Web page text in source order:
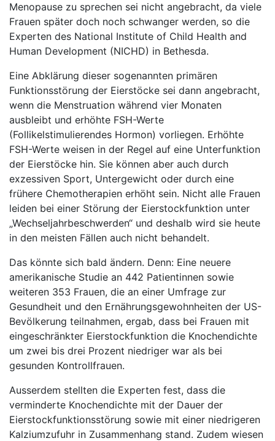
Menopause zu sprechen sei nicht angebracht, da viele
Frauen später doch noch schwanger werden, so die
Experten des National Institute of Child Health and
Human Development (NICHD) in Bethesda.
Eine Abklärung dieser sogenannten primären
Funktionsstörung der Eierstöcke sei dann angebracht,
wenn die Menstruation während vier Monaten
ausbleibt und erhöhte FSH-Werte
(Follikelstimulierendes Hormon) vorliegen. Erhöhte
FSH-Werte weisen in der Regel auf eine Unterfunktion
der Eierstöcke hin. Sie können aber auch durch
exzessiven Sport, Untergewicht oder durch eine
frühere Chemotherapien erhöht sein. Nicht alle Frauen
leiden bei einer Störung der Eierstockfunktion unter
„Wechseljahrbeschwerden“ und deshalb wird sie heute
in den meisten Fällen auch nicht behandelt.
Das könnte sich bald ändern. Denn: Eine neuere
amerikanische Studie an 442 Patientinnen sowie
weiteren 353 Frauen, die an einer Umfrage zur
Gesundheit und den Ernährungsgewohnheiten der US-
Bevölkerung teilnahmen, ergab, dass bei Frauen mit
eingeschränkter Eierstockfunktion die Knochendichte
um zwei bis drei Prozent niedriger war als bei
gesunden Kontrollfrauen.
Ausserdem stellten die Experten fest, dass die
verminderte Knochendichte mit der Dauer der
Eierstockfunktionsstörung sowie mit einer niedrigeren
Kalziumzufuhr in Zusammenhang stand. Zudem wiesen